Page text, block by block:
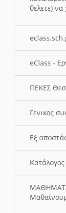
θελετε)
eClass -
ΠΕΚΕΣ
Γενικος
Εξ